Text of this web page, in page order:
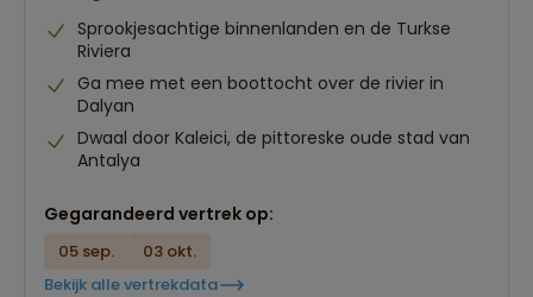
Sprookjesachtige binnenlanden en de Turkse
Riviera
Ga mee met een boottocht over de rivier in
Dalyan
Dwaal door Kaleici, de pittoreske oude stad van
Antalya
Gegarandeerd vertrek op:
05 sep.
03 okt.
Bekijk alle vertrekdata